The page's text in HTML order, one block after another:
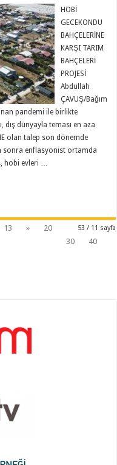
HOBİ
GECEKONDU
BAHÇELERİNE
KARŞI TARIM
BAHÇELERİ
PROJESİ
Abdullah
ÇAVUŞ/Bağım
pandemi ile birlikte
dünyayla teması en aza
olan talep son dönemde
sonra enflasyonist ortamda
hobi evleri …
53 / 11 sayfa
13 »
20
30
40